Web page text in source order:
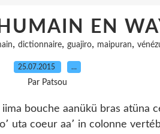
EN
, dictionnaire, guajiro, maipuran,
25.07.2015 …
Par Patsou
bouche aanükü bras atüna
uta coeur aa՚ in colonne